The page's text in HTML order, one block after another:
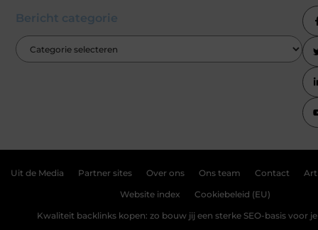
Bericht categorie
Uit de Media Partner sites Over ons Ons team Contact
Website index Cookiebeleid (EU)
Kwaliteit backlinks kopen: zo bouw jij een sterke SEO-basis voor